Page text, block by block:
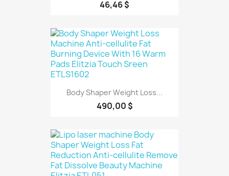
46,46 $
Body Shaper Weight Loss...
490,00 $